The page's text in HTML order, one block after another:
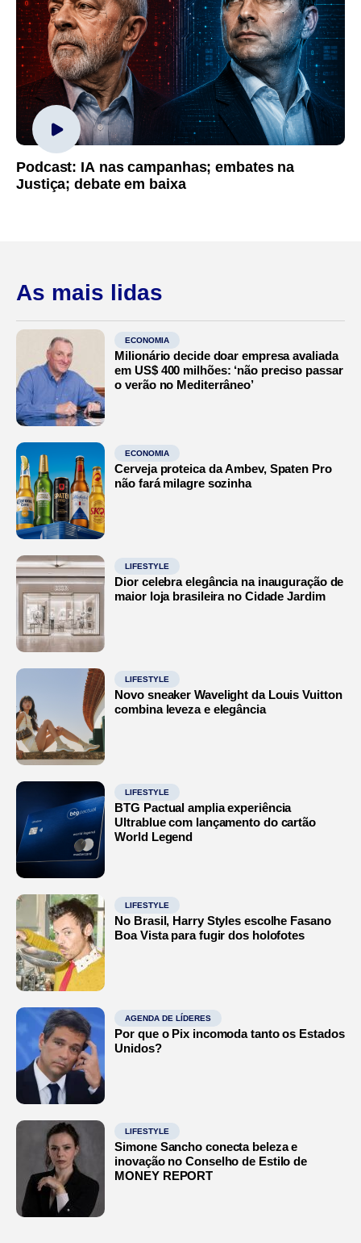
Podcast: IA nas campanhas; embates na
Justiça; debate em baixa
As mais lidas
ECONOMIA
Milionário decide doar empresa avaliada
em US$ 400 milhões: ‘não preciso passar
o verão no Mediterrâneo’
ECONOMIA
Cerveja proteica da Ambev, Spaten Pro
não fará milagre sozinha
LIFESTYLE
Dior celebra elegância na inauguração de
maior loja brasileira no Cidade Jardim
LIFESTYLE
Novo sneaker Wavelight da Louis Vuitton
combina leveza e elegância
LIFESTYLE
BTG Pactual amplia experiência
Ultrablue com lançamento do cartão
World Legend
LIFESTYLE
No Brasil, Harry Styles escolhe Fasano
Boa Vista para fugir dos holofotes
AGENDA DE LÍDERES
Por que o Pix incomoda tanto os Estados
Unidos?
LIFESTYLE
Simone Sancho conecta beleza e
inovação no Conselho de Estilo de
MONEY REPORT